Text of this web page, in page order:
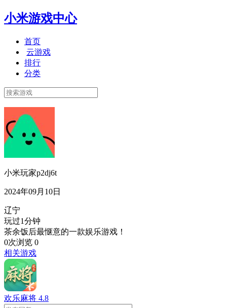
小米游戏中心
首页
云游戏
排行
分类
小米玩家p2dj6t
2024年09月10日
辽宁
玩过1分钟
茶余饭后最惬意的一款娱乐游戏！
0次浏览 0
相关游戏
欢乐麻将 4.8